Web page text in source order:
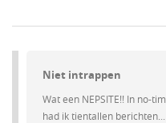
Niet intrappen
Wat een NEPSITE!! In no-
had ik tientallen